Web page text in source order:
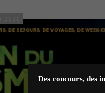
2020
Des concours, des